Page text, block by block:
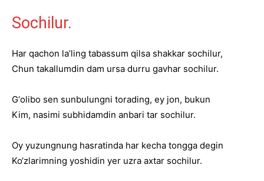
Sochilur.
Har qachon la’ling tabassum qilsa shakkar sochilur,
Chun takallumdin dam ursa durru gavhar sochilur.
G‘olibo sen sunbulungni torading, ey jon, bukun
Kim, nasimi subhidamdin anbari tar sochilur.
Oy yuzungnung hasratinda har kecha tongga degin
Ko‘zlarimning yoshidin yer uzra axtar sochilur.